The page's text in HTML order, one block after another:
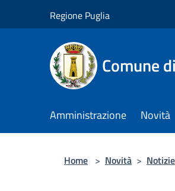
Regione Puglia
Comune
Amministrazione Novità
Home > Novità > Notizie